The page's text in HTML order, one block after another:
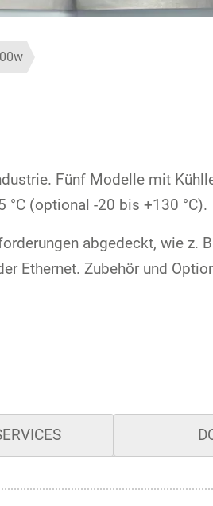
Fünf Modelle mit
(optional -20 bis +130 °C).
abgedeckt, wie z.
Ethernet. Zubehör und